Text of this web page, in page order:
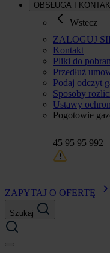
OBSŁUGA I
Wstecz
ZALOGUJ
Kontakt
Pliki do
Przedłuż
Podaj odczyt
Sposoby
Ustawy
Pogotowie
45 95 95 992
ZAPYTAJ O OFERTĘ
Szukaj